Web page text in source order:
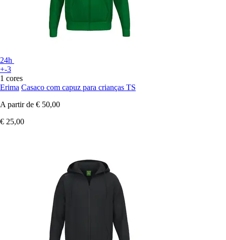
24h
+-3
1 cores
Erima Casaco com capuz para crianças TS
A partir de € 50,00
€ 25,00